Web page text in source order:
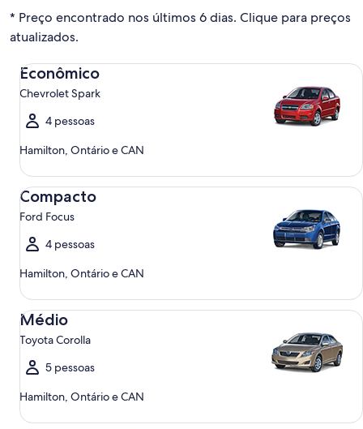
* Preço encontrado nos últimos 6 dias. Clique para preços
atualizados.
Econômico
Chevrolet Spark
4 pessoas
Hamilton, Ontário e CAN
Econômico Chevrolet Spark
Compacto
Ford Focus
4 pessoas
Hamilton, Ontário e CAN
Compacto Ford Focus
Médio
Toyota Corolla
5 pessoas
Hamilton, Ontário e CAN
Médio Toyota Corolla